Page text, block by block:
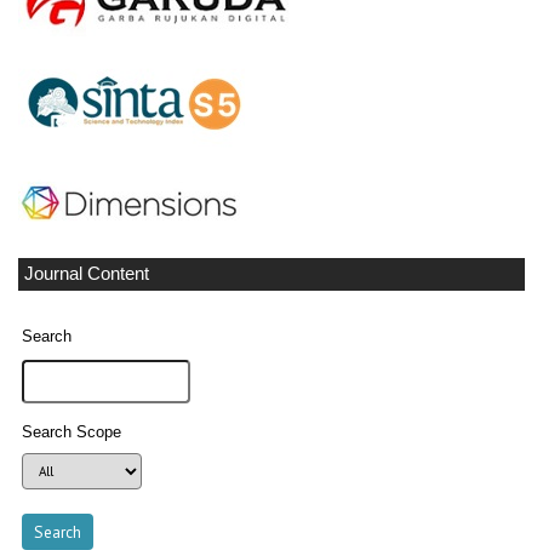
Journal Content
Search
Search Scope